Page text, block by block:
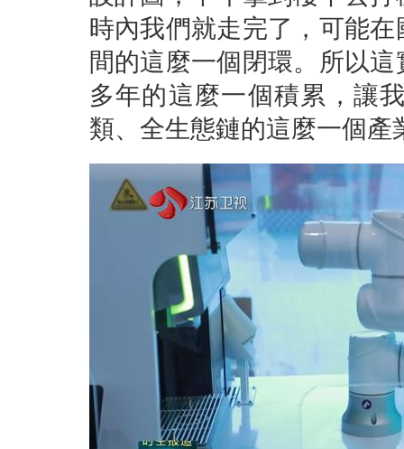
時內我們就走完了，可能
間的這麼一個閉環。所以
多年的這麼一個積累，讓
類、全生態鏈的這麼一個產